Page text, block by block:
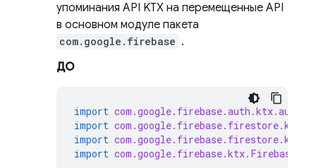
упоминания API KTX на перемещенные API
в основном модуле пакета
com.google.firebase .
ДО
import com.google.firebase.auth.ktx.auth
import
import
import com.google.firebase.ktx.Firebase